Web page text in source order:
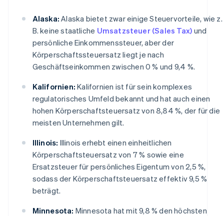
Alaska: Alaska bietet zwar einige Steuervorteile, wie z.
B. keine staatliche Umsatzsteuer (Sales Tax) und
persönliche Einkommenssteuer, aber der
Körperschaftssteuersatz liegt je nach
Geschäftseinkommen zwischen 0 % und 9,4 %.
Kalifornien: Kalifornien ist für sein komplexes
regulatorisches Umfeld bekannt und hat auch einen
hohen Körperschaftsteuersatz von 8,84 %, der für die
meisten Unternehmen gilt.
Illinois: Illinois erhebt einen einheitlichen
Körperschaftsteuersatz von 7 % sowie eine
Ersatzsteuer für persönliches Eigentum von 2,5 %,
sodass der Körperschaftsteuersatz effektiv 9,5 %
beträgt.
Minnesota: Minnesota hat mit 9,8 % den höchsten